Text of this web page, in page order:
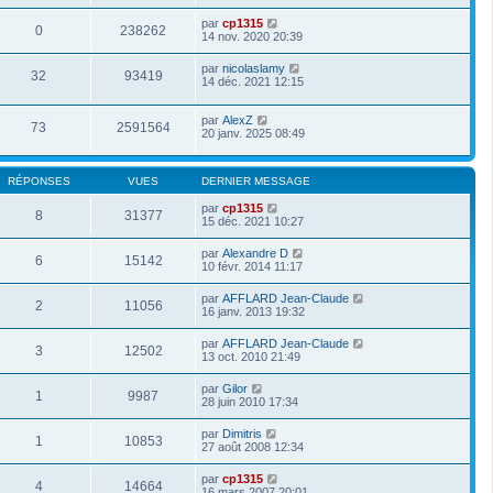
0 238262 par cp1315
14 nov. 2020 20:39
32 93419 par nicolaslamy
14 déc. 2021 12:15
73 2591564 par AlexZ
20 janv. 2025 08:49
RÉPONSES VUES DERNIER MESSAGE
8 31377 par cp1315
15 déc. 2021 10:27
6 15142 par Alexandre D
10 févr. 2014 11:17
2 11056 par AFFLARD Jean-Claude
16 janv. 2013 19:32
3 12502 par AFFLARD Jean-Claude
13 oct. 2010 21:49
1 9987 par Gilor
28 juin 2010 17:34
1 10853 par Dimitris
27 août 2008 12:34
4 14664 par cp1315